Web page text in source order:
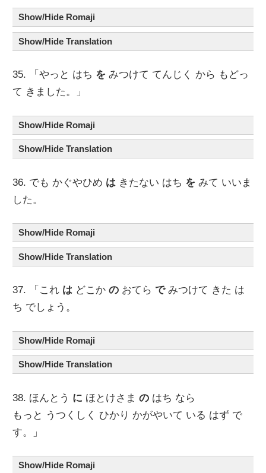
Show/Hide Romaji
Show/Hide Translation
35. 「やっと はち を みつけて てんじく から もどっ
て きました。」
Show/Hide Romaji
Show/Hide Translation
36. でも かぐやひめ は きたない はち を みて いいま
した。
Show/Hide Romaji
Show/Hide Translation
37. 「これ は どこかの おてらでみつけて きた は
ち でしょう。
Show/Hide Romaji
Show/Hide Translation
38. ほんとう に ほとけさまの はち なら
もっと うつくしく ひかり かがやいて いる はず で
す。」
Show/Hide Romaji